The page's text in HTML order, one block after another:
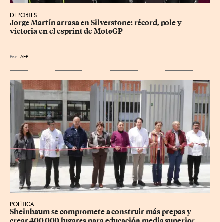
DEPORTES
Jorge Martín arrasa en Silverstone: récord, pole y
victoria en el esprint de MotoGP
Por AFP
POLÍTICA
Sheinbaum se compromete a construir más prepas y